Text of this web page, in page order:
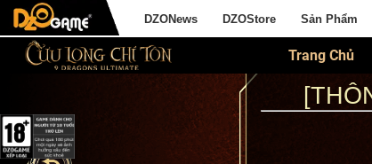
DZONews DZOStore Sản Phẩm
Trang Chủ